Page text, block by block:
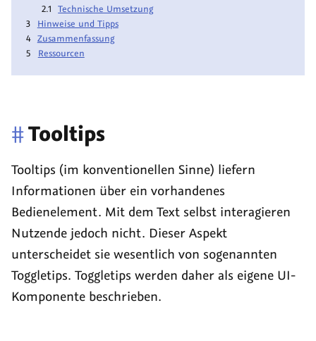
Technische Umsetzung
Hinweise und Tipps
Zusammenfassung
Ressourcen
#Tooltips
Tooltips (im konventionellen Sinne) liefern
Informationen über ein vorhandenes
Bedienelement. Mit dem Text selbst interagieren
Nutzende jedoch nicht. Dieser Aspekt
unterscheidet sie wesentlich von sogenannten
Toggletips. Toggletips werden daher als eigene UI-
Komponente beschrieben.